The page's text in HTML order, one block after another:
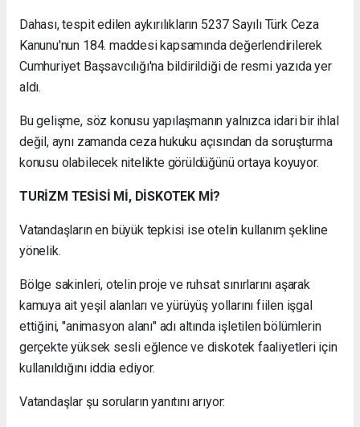
Dahası, tespit edilen aykırılıkların 5237 Sayılı Türk Ceza
Kanunu'nun 184. maddesi kapsamında değerlendirilerek
Cumhuriyet Başsavcılığı'na bildirildiği de resmi yazıda yer
aldı.
Bu gelişme, söz konusu yapılaşmanın yalnızca idari bir ihlal
değil, aynı zamanda ceza hukuku açısından da soruşturma
konusu olabilecek nitelikte görüldüğünü ortaya koyuyor.
TURİZM TESİSİ Mİ, DİSKOTEK Mİ?
Vatandaşların en büyük tepkisi ise otelin kullanım şekline
yönelik.
Bölge sakinleri, otelin proje ve ruhsat sınırlarını aşarak
kamuya ait yeşil alanları ve yürüyüş yollarını fiilen işgal
ettiğini, "animasyon alanı" adı altında işletilen bölümlerin
gerçekte yüksek sesli eğlence ve diskotek faaliyetleri için
kullanıldığını iddia ediyor.
Vatandaşlar şu soruların yanıtını arıyor: